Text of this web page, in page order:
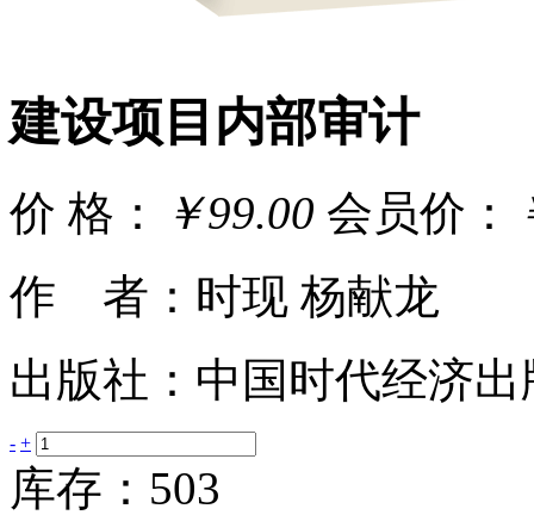
建设项目内部审计
价 格： ￥99.00 会员价：
作 者：时现 杨献龙
出版社：中国时代经济出
- +
库存：503